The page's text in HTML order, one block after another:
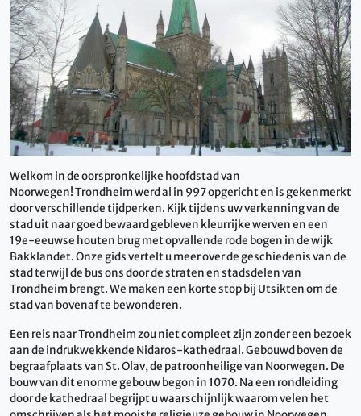
Welkom in de oorspronkelijke hoofdstad van
Noorwegen!Trondheimwerd al in 997 opgericht en is gekenmerkt
door verschillende tijdperken. Kijk tijdens uw verkenning van de
stad uit naar goed bewaard gebleven kleurrijke werven en een
19e-eeuwse houten brug met opvallende rode bogen in de wijk
Bakklandet.Onze gids vertelt u meer over de geschiedenis van de
stad terwijl de bus ons door de straten en stadsdelen van
Trondheim brengt.We maken een korte stop bij Utsikten om de
stad van bovenaf te bewonderen.
Een reis naar Trondheim zou niet compleet zijn zonder een bezoek
aan de indrukwekkende Nidaros-kathedraal.Gebouwd boven de
begraafplaats van St. Olav, de patroonheilige van Noorwegen. De
bouw van dit enorme gebouw begon in 1070. Na een rondleiding
door de kathedraal begrijpt u waarschijnlijk waarom velen het